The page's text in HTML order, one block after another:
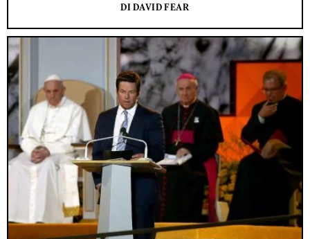
DI DAVID FEAR